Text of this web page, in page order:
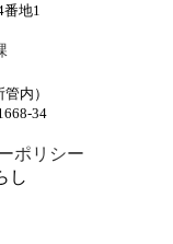
地1
内）
34
ポリシー
し